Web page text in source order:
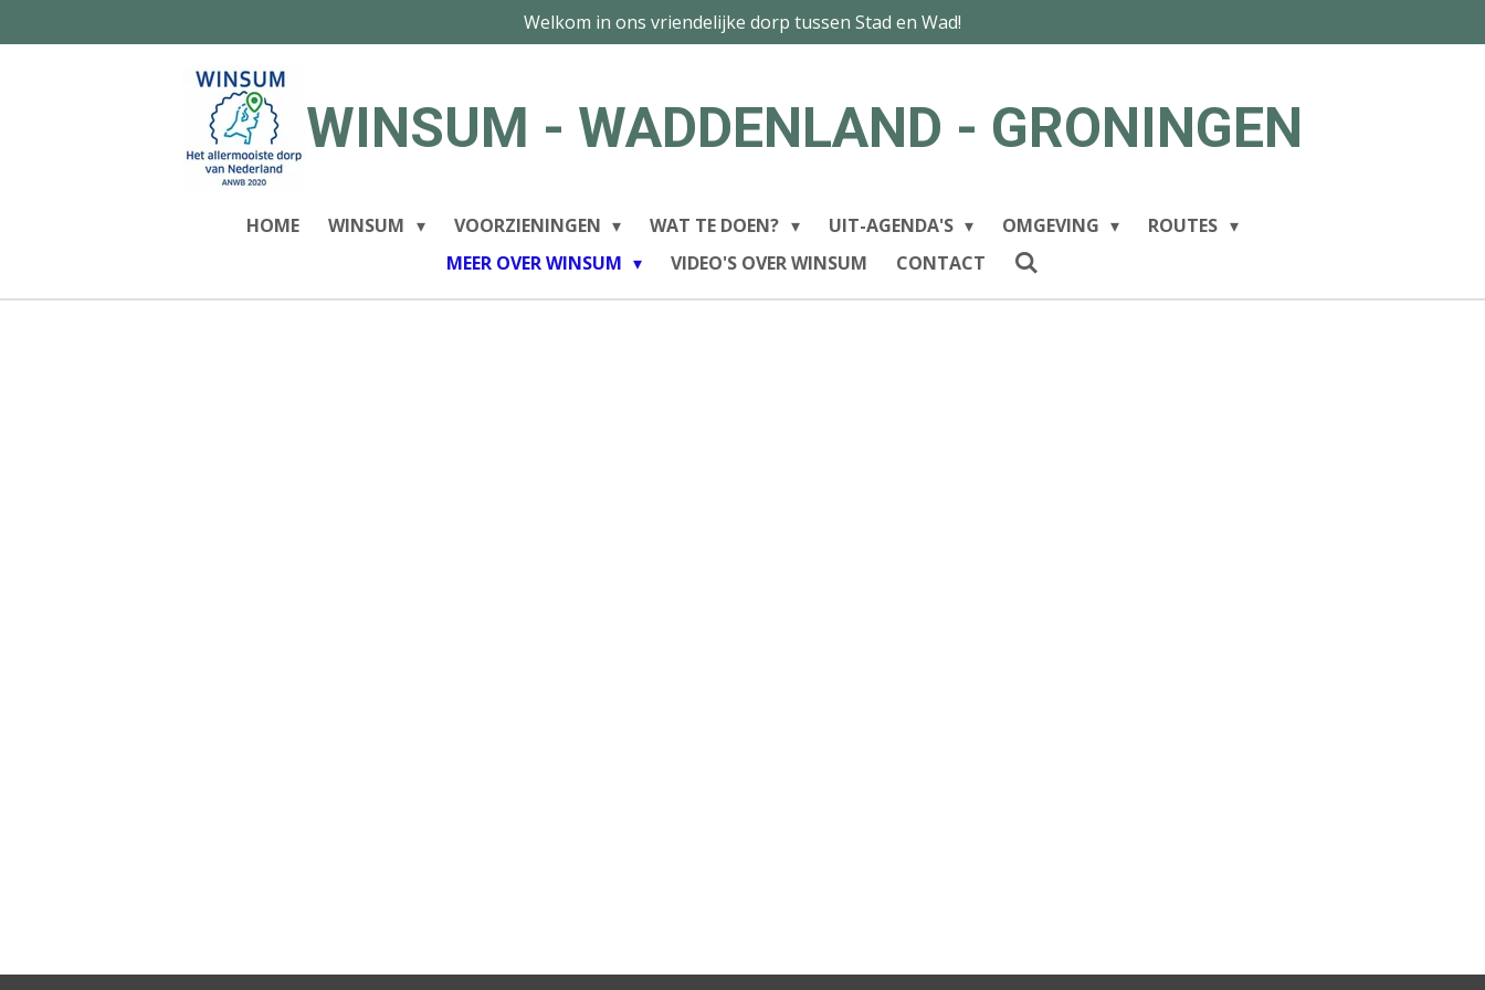
direct
Welkom in ons vriendelijke dorp tussen Stad en Wad!
WINSUM - WADDENLAND - GRONINGEN
HOME WINSUM VOORZIENINGEN WAT TE DOEN? UIT-AGENDA'S OMGEVING
ROUTES
MEER OVER WINSUM
VIDEO'S OVER WINSUM CONTACT